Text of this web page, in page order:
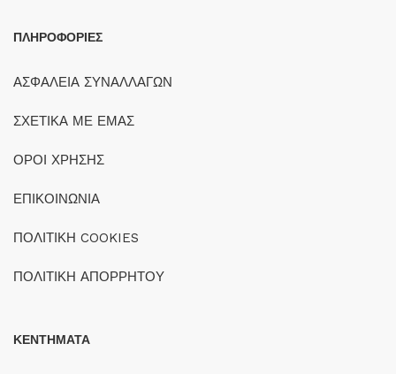
ΠΛΗΡΟΦΟΡΙΕΣ
ΑΣΦΑΛΕΙΑ ΣΥΝΑΛΛΑΓΩΝ
ΣΧΕΤΙΚΑ ΜΕ ΕΜΑΣ
ΟΡΟΙ ΧΡΗΣΗΣ
ΕΠΙΚΟΙΝΩΝΙΑ
ΠΟΛΙΤΙΚΗ COOKIES
ΠΟΛΙΤΙΚΗ ΑΠΟΡΡΗΤΟΥ
ΚΕΝΤΗΜΑΤΑ